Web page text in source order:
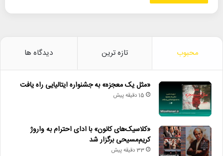
محبوب تازه ترین دیدگاه ها
«مثل یک معجزه» به جشنواره ایتالیایی راه یافت
15 دقیقه پیش
«کلاسیک‌های کانون» با ادای احترام به واروژ
کریم‌مسیحی برگزار شد
33 دقیقه پیش